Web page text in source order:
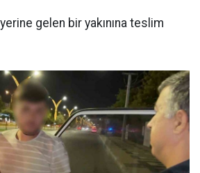
gelen bir yakınına teslim